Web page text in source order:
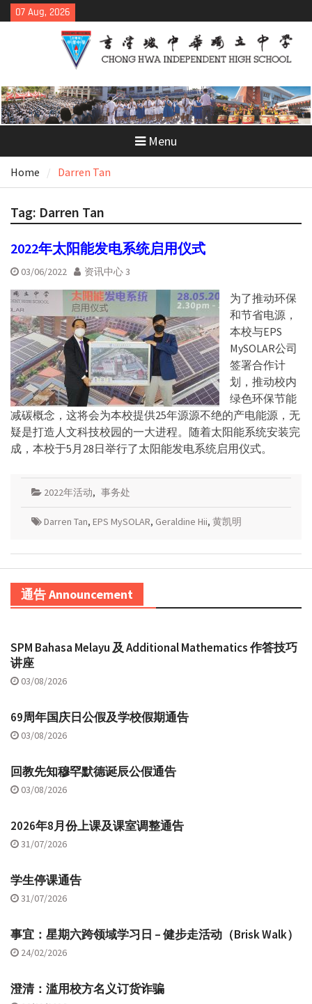
Skip
to
07 Aug, 2026
Menu
Home Darren Tan
Tag: Darren Tan
2022年太阳能发电系统启用仪式
03/06/2022 资讯中心 3
为了推动环保
和节省电源，
本校与EPS
MySOLAR公司
签署合作计
划，推动校内
绿色环保节能
减碳概念，这将会为本校提供25年源源不绝的产电能源，无
疑是打造人文科技校园的一大进程。随着太阳能系统安装完
成，本校于5月28日举行了太阳能发电系统启用仪式。
2022年活动, 事务处
Darren Tan, EPS MySOLAR, Geraldine Hii, 黄凯明
通告 Announcement
SPM Bahasa Melayu 及 Additional Mathematics 作答技巧
讲座
03/08/2026
69周年国庆日公假及学校假期通告
03/08/2026
回教先知穆罕默德诞辰公假通告
03/08/2026
2026年8月份上课及课室调整通告
31/07/2026
学生停课通告
31/07/2026
事宜：星期六跨领域学习日 – 健步走活动（Brisk Walk）
24/02/2026
澄清：滥用校方名义订货诈骗